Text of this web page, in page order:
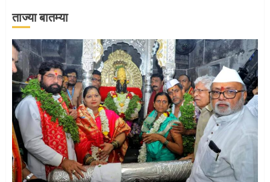
1
2
नगरच्या काळे दाम्पत्याला महापूजेचा मान
ताज्या बातम्या